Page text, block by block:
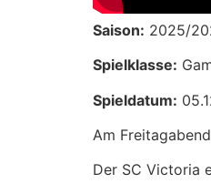
Saison: 2025/
Spielklasse:
Spieldatum:
Am
Der SC Victoria